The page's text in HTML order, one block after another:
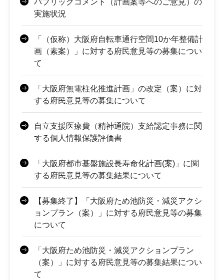
パブリックコメント（計画案等へのご意見）の
実施状況
「（仮称）大阪府自転車通行空間10か年整備計
画（素案）」に対する府民意見等の募集につい
て
「大阪府無電柱化推進計画」の改定（案）に対
する府民意見等の募集について
自立支援医療費（精神通院）支給認定事務に関
する個人情報保護評価書
「大阪府都市基盤施設長寿命化計画(案)」に関
する府民意見等の募集結果について
【募集終了】「大阪府ため池防災・減災アクシ
ョンプラン（案）」に対する府民意見等の募集
について
「大阪府ため池防災・減災アクションプラン
（案）」に対する府民意見等の募集結果につい
て